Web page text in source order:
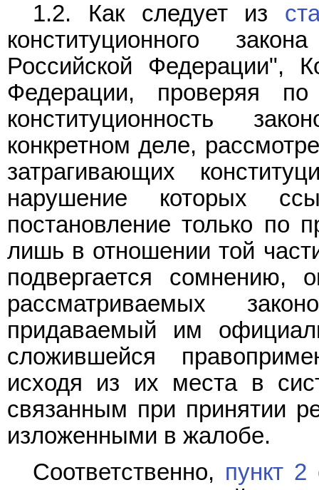
1.2. Как следует из
конституционного
Российской Федерации",
Федерации, проверяя
конституционность
конкретном деле,
затрагивающих
нарушение которых
постановление только по
лишь в отношении той
подвергается сомнению,
рассматриваемых
придаваемый им
сложившейся
исходя из их места в
связанным при принятии
изложенными в жалобе.
Соответственно, пункт 2